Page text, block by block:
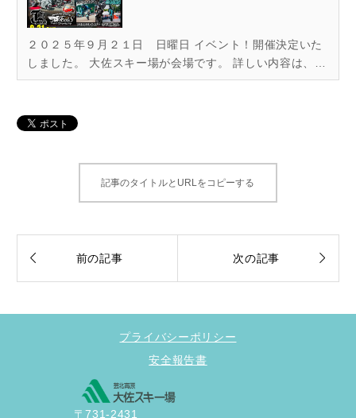
２０２５年９月２１日 日曜日 イベント！開催決定いた
しました。 大佐スキー場が会場です。 詳しい内容は、下
記のInstagramへ この投稿をInstagramで見る
記事のタイトルとURLをコピーする
 前の記事 次の記事 
プライバシーポリシー
安全報告書
〒731-2431